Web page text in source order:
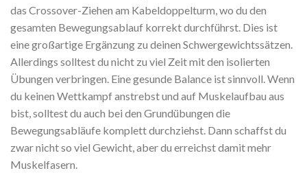
das Crossover-Ziehen am Kabeldoppelturm, wo du den
gesamten Bewegungsablauf korrekt durchführst. Dies ist
eine großartige Ergänzung zu deinen Schwergewichtssätzen.
Allerdings solltest du nicht zu viel Zeit mit den isolierten
Übungen verbringen. Eine gesunde Balance ist sinnvoll. Wenn
du keinen Wettkampf anstrebst und auf Muskelaufbau aus
bist, solltest du auch bei den Grundübungen die
Bewegungsabläufe komplett durchziehst. Dann schaffst du
zwar nicht so viel Gewicht, aber du erreichst damit mehr
Muskelfasern.